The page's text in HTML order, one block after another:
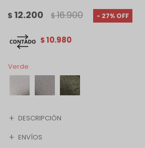
$ 12.200 $ 16.900 27
$10.980
Verde
DESCRIPCIÓN
ENVÍOS